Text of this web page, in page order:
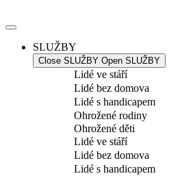
k
SLUŽBY
Close SLUŽBY Open SLUŽBY
Lidé ve stáří
Lidé bez domova
Lidé s handicapem
Ohrožené rodiny
Ohrožené děti
Lidé ve stáří
Lidé bez domova
Lidé s handicapem